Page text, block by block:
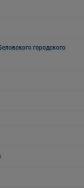
городского